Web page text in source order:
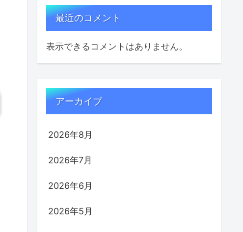
最近のコメント
表示できるコメントはありません。
アーカイブ
2026年8月
2026年7月
2026年6月
2026年5月